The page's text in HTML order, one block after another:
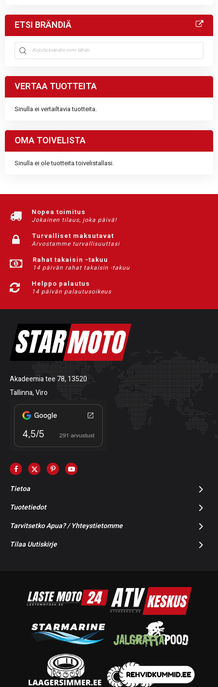
ETSI BRÄNDIÄ
VERTAA TUOTTEITA
Sinulla ei vertailtavia tuotteita.
OMA TOIVELISTA
Sinulla ei ole tuotteita toivelistallasi.
Nopea toimitus
Jokainen tilaus, joka päivä!
Turvalliset maksutavat
Arvostamme turvallisuuttasi
Rahat takaisin -takuu
14 päivän rahat takaisin -takuu
Helppo palautus
14 päivän palautusoikeus
Akadeemia tee 78, 13520
Tallinna, Viro
Tietoa
Tuotetiedot
Tarvitsetko Apua? / Yhteystietomme
Tilaa Uutiskirje